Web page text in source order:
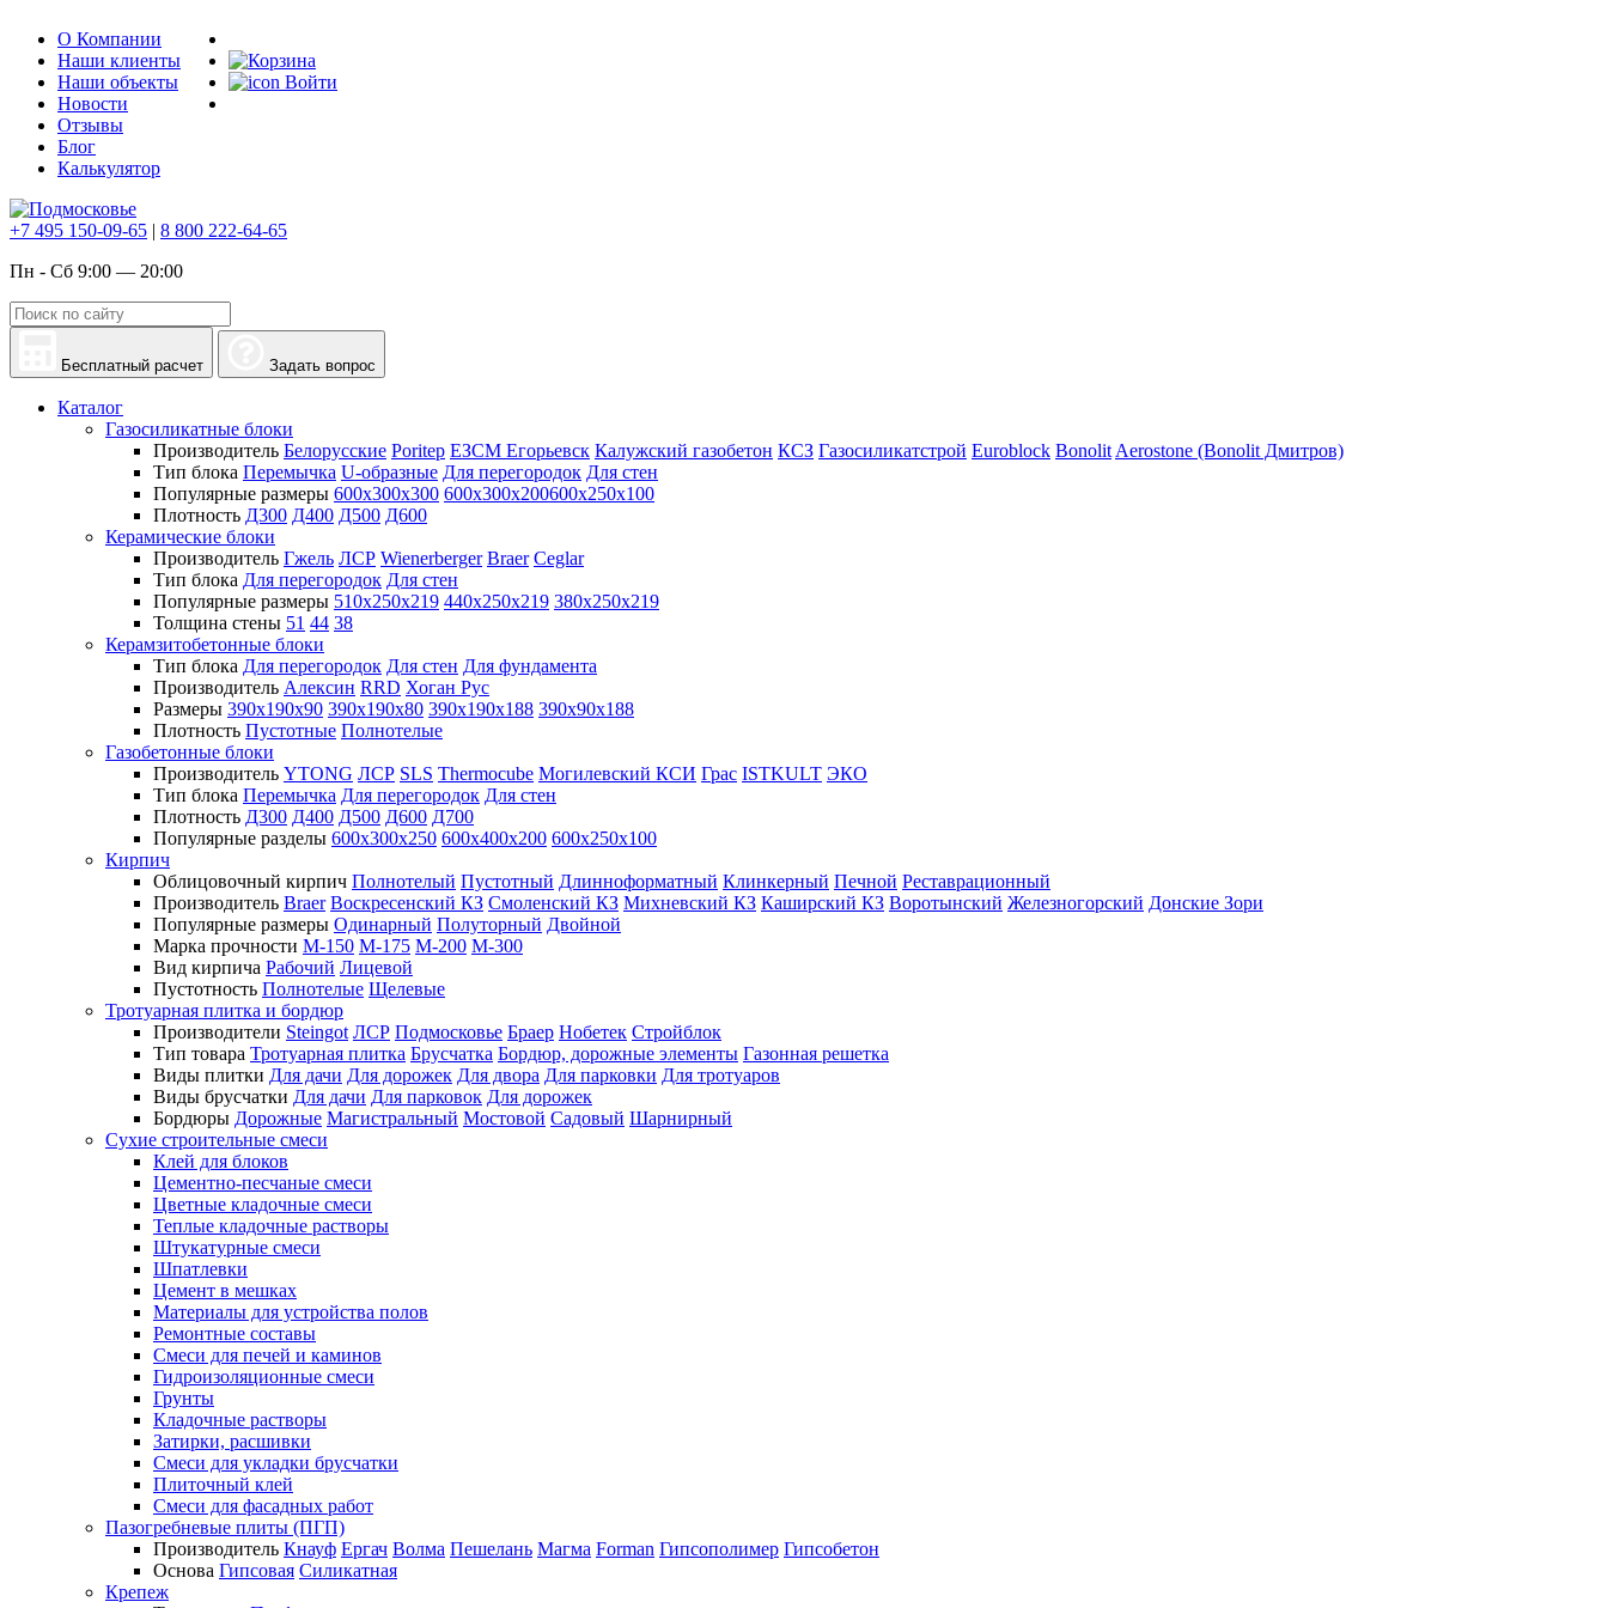
О Компании
Наши клиенты
Наши объекты
Новости
Отзывы
Блог
Калькулятор
Войти
+7 495 150-09-65 | 8 800 222-64-65
Пн - Сб 9:00 — 20:00
Бесплатный расчет Задать вопрос
Каталог
Газосиликатные блоки
Производитель Белорусские Poritep ЕЗСМ Егорьевск Калужский газобетон КСЗ Газосиликатстрой Euroblock Bonolit Aerostone (Bonolit Дмитров)
Тип блока Перемычка U-образные Для перегородок Для стен
Популярные размеры 600х300х300 600х300х200600х250х100
Плотность Д300 Д400 Д500 Д600
Керамические блоки
Производитель Гжель ЛСР Wienerberger Braer Ceglar
Тип блока Для перегородок Для стен
Популярные размеры 510х250х219 440х250х219 380х250х219
Толщина стены 51 44 38
Керамзитобетонные блоки
Тип блока Для перегородок Для стен Для фундамента
Производитель Алексин RRD Хоган Рус
Размеры 390х190х90 390х190х80 390х190х188 390х90х188
Плотность Пустотные Полнотелые
Газобетонные блоки
Производитель YTONG ЛСР SLS Thermocube Могилевский КСИ Грас ISTKULT ЭКО
Тип блока Перемычка Для перегородок Для стен
Плотность Д300 Д400 Д500 Д600 Д700
Популярные разделы 600х300х250 600х400х200 600х250х100
Кирпич
Облицовочный кирпич Полнотелый Пустотный Длинноформатный Клинкерный Печной Реставрационный
Производитель Braer Воскресенский КЗ Смоленский КЗ Михневский КЗ Каширский КЗ Воротынский Железногорский Донские Зори
Популярные размеры Одинарный Полуторный Двойной
Марка прочности М-150 М-175 М-200 М-300
Вид кирпича Рабочий Лицевой
Пустотность Полнотелые Щелевые
Тротуарная плитка и бордюр
Производители Steingot ЛСР Подмосковье Браер Нобетек Стройблок
Тип товара Тротуарная плитка Брусчатка Бордюр, дорожные элементы Газонная решетка
Виды плитки Для дачи Для дорожек Для двора Для парковки Для тротуаров
Виды брусчатки Для дачи Для парковок Для дорожек
Бордюры Дорожные Магистральный Мостовой Садовый Шарнирный
Сухие строительные смеси
Клей для блоков
Цементно-песчаные смеси
Цветные кладочные смеси
Теплые кладочные растворы
Штукатурные смеси
Шпатлевки
Цемент в мешках
Материалы для устройства полов
Ремонтные составы
Смеси для печей и каминов
Гидроизоляционные смеси
Грунты
Кладочные растворы
Затирки, расшивки
Смеси для укладки брусчатки
Плиточный клей
Смеси для фасадных работ
Пазогребневые плиты (ПГП)
Производитель Кнауф Ергач Волма Пешелань Магма Forman Гипсополимер Гипсобетон
Основа Гипсовая Силикатная
Крепеж